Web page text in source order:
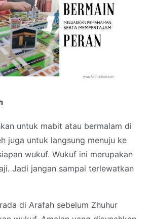
untuk mabit atau bermalam di
juga untuk langsung menuju ke
wukuf. Wukuf ini merupakan
Jadi jangan sampai terlewatkan
di Arafah sebelum Zhuhur